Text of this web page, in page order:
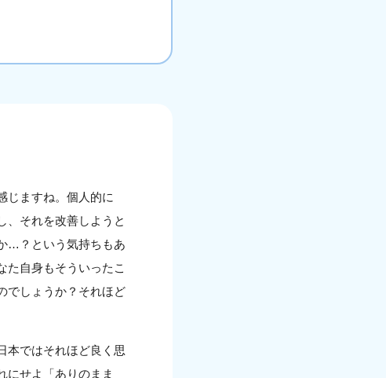
じますね。個人的に
、それを改善しようと
…？という気持ちもあ
自身もそういったこ
でしょうか？それほど
本ではそれほど良く思
にせよ「ありのまま